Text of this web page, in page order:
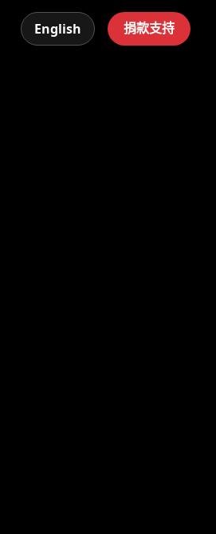
English 捐款支持